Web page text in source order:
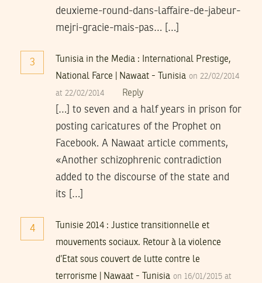
deuxieme-round-dans-laffaire-de-jabeur-
mejri-gracie-mais-pas… […]
3
Tunisia in the Media : International Prestige,
National Farce | Nawaat - Tunisia on 22/02/2014
at 22/02/2014 Reply
[…] to seven and a half years in prison for
posting caricatures of the Prophet on
Facebook. A Nawaat article comments,
«Another schizophrenic contradiction
added to the discourse of the state and
its […]
4
Tunisie 2014 : Justice transitionnelle et
mouvements sociaux. Retour à la violence
d’Etat sous couvert de lutte contre le
terrorisme | Nawaat - Tunisia on 16/01/2015 at